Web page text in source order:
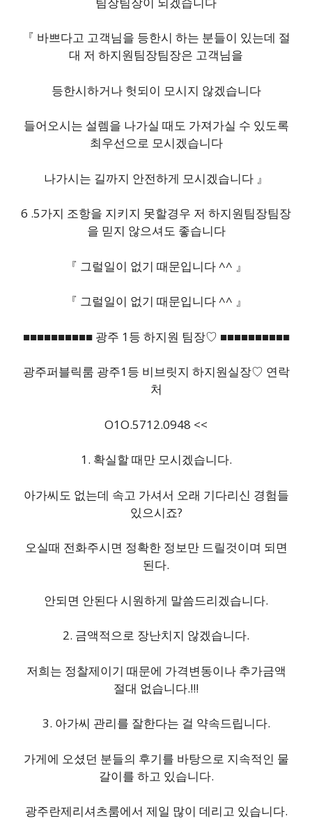
『 바쁘다고 고객님을 등한시 하는 분들이 있는데 절
대 저 하지원팀장팀장은 고객님을
등한시하거나 헛되이 모시지 않겠습니다
들어오시는 설렘을 나가실 때도 가져가실 수 있도록
최우선으로 모시겠습니다
나가시는 길까지 안전하게 모시겠습니다 』
6 .5가지 조항을 지키지 못할경우 저 하지원팀장팀장
을 믿지 않으셔도 좋습니다
『 그럴일이 없기 때문입니다 ^^ 』
『 그럴일이 없기 때문입니다 ^^ 』
■■■■■■■■■■ 광주 1등 하지원 팀장♡ ■■■■■■■■■■
광주퍼블릭룸 광주1등 비브릿지 하지원실장♡ 연락
처
O1O.5712.0948 <<
1. 확실할 때만 모시겠습니다.
아가씨도 없는데 속고 가셔서 오래 기다리신 경험들
있으시죠?
오실때 전화주시면 정확한 정보만 드릴것이며 되면
된다.
안되면 안된다 시원하게 말씀드리겠습니다.
2. 금액적으로 장난치지 않겠습니다.
저희는 정찰제이기 때문에 가격변동이나 추가금액
절대 없습니다.!!!
3. 아가씨 관리를 잘한다는 걸 약속드립니다.
가게에 오셨던 분들의 후기를 바탕으로 지속적인 물
갈이를 하고 있습니다.
광주란제리셔츠룸에서 제일 많이 데리고 있습니다.